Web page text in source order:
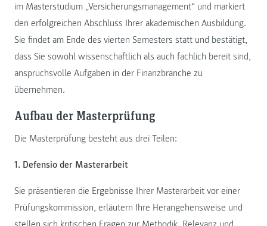
im Masterstudium „Versicherungsmanagement“ und markiert
den erfolgreichen Abschluss Ihrer akademischen Ausbildung.
Sie findet am Ende des vierten Semesters statt und bestätigt,
dass Sie sowohl wissenschaftlich als auch fachlich bereit sind,
anspruchsvolle Aufgaben in der Finanzbranche zu
übernehmen.
Aufbau der Masterprüfung
Die Masterprüfung besteht aus drei Teilen:
1. Defensio der Masterarbeit
Sie präsentieren die Ergebnisse Ihrer Masterarbeit vor einer
Prüfungskommission, erläutern Ihre Herangehensweise und